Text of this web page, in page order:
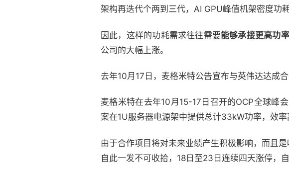
架构再迭代个两到三代，AI GPU峰值机架密度功
因此，这样的功耗需求往往需要能够承接更高功
公司的大幅上涨。
去年10月17日，麦格米特公告宣布与英伟达达成
麦格米特在去年10月15-17日召开的OCP全球峰
案在1U服务器电源架中提供总计33kW功率，效率
由于合作项目将对未来业绩产生积极影响，而且
自此一发不可收拾，18日至23日连续四天涨停，